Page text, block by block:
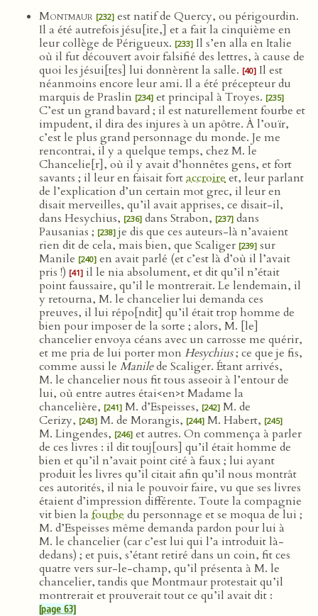
Montmaur [232] est natif de Quercy, ou périgourdin.
Il a été autrefois jésu[ite,] et a fait la cinquième en
leur collège de Périgueux. [233] Il s’en alla en Italie
où il fut découvert avoir falsifié des lettres, à cause de
quoi les jésui[tes] lui donnèrent la salle. [40] Il est
néanmoins encore leur ami. Il a été précepteur du
marquis de Praslin [234] et principal à Troyes. [235]
C’est un grand bavard ; il est naturellement fourbe et
impudent, il dira des injures à un apôtre. À l’ouïr,
c’est le plus grand personnage du monde. Je me
rencontrai, il y a quelque temps, chez M. le
Chancelie[r], où il y avait d’honnêtes gens, et fort
savants ; il leur en faisait fortaccroireet, leur parlant
de l’explication d’un certain mot grec, il leur en
disait merveilles, qu’il avait apprises, ce disait-il,
dans Hesychius, [236] dans Strabon, [237] dans
Pausanias ; [238] je dis que ces auteurs-là n’avaient
rien dit de cela, mais bien, que Scaliger [239] sur
Manile [240] en avait parlé (et c’est là d’où il l’avait
pris !) [41] il le nia absolument, et dit qu’il n’était
point faussaire, qu’il le montrerait. Le lendemain, il
y retourna, M. le chancelier lui demanda ces
preuves, il lui répo[ndit] qu’il était trop homme de
bien pour imposer de la sorte ; alors, M. [le]
chancelier envoya céans avec un carrosse me quérir,
et me pria de lui porter mon Hesychius; ce que je fis,
comme aussi le Manilede Scaliger. Étant arrivés,
M. le chancelier nous fit tous asseoir à l’entour de
lui, où entre autres étai<en>t Madame la
chancelière, [241] M. d’Espeisses, [242] M. de
Cerizy, [243] M. de Morangis, [244] M. Habert, [245]
M. Lingendes, [246] et autres. On commença à parler
de ces livres : il dit touj[ours] qu’il était homme de
bien et qu’il n’avait point cité à faux ; lui ayant
produit les livres qu’il citait afin qu’il nous montrât
ces autorités, il nia le pouvoir faire, vu que ses livres
étaient d’impression différente. Toute la compagnie
vit bien la fourbe du personnage et se moqua de lui ;
M. d’Espeisses même demanda pardon pour lui à
M. le chancelier (car c’est lui qui l’a introduit là-
dedans) ; et puis, s’étant retiré dans un coin, fit ces
quatre vers sur-le-champ, qu’il présenta à M. le
chancelier, tandis que Montmaur protestait qu’il
montrerait et prouverait tout ce qu’il avait dit :
[page 63]